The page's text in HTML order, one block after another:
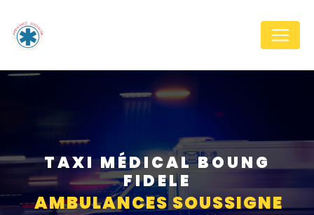
TAXI MÉDICAL BOUNG
FIDELE
AMBULANCES SOUSSIGNE